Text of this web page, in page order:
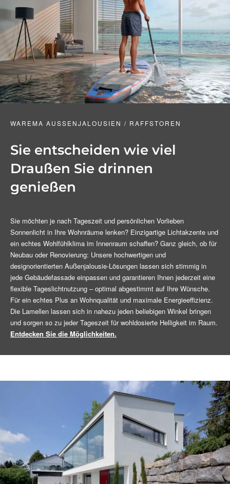
WAREMA AUSSENJALOUSIEN / RAFFSTOREN
Sie entscheiden wie viel
Draußen Sie drinnen
genießen
Sie möchten je nach Tageszeit und persönlichen Vorlieben
Sonnenlicht in Ihre Wohnräume lenken? Einzigartige Lichtakzente und
ein echtes Wohlfühlklima im Innenraum schaffen? Ganz gleich, ob für
Neubau oder Renovierung: Unsere hochwertigen und
designorientierten Außenjalousie-Lösungen lassen sich stimmig in
jede Gebäudefassade einpassen und garantieren Ihnen jederzeit eine
flexible Tageslichtnutzung – optimal abgestimmt auf Ihre Wünsche.
Für ein echtes Plus an Wohnqualität und maximale Energieeffizienz.
Die Lamellen lassen sich in nahezu jeden beliebigen Winkel bringen
und sorgen so zu jeder Tageszeit für wohldosierte Helligkeit im Raum.
Entdecken Sie die Möglichkeiten.